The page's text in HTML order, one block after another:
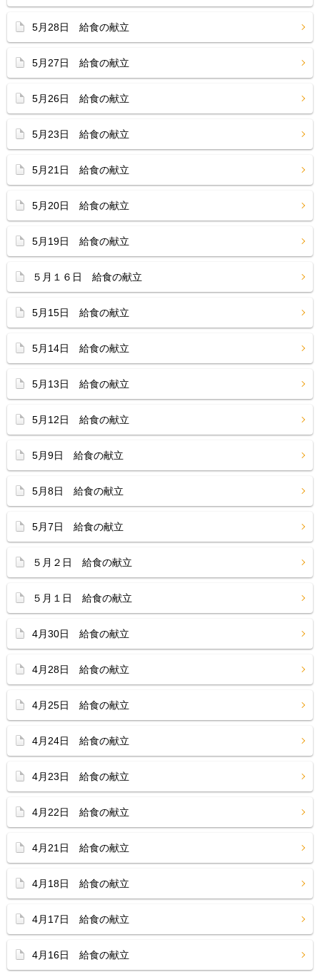
5月28日 給食の献立
5月27日 給食の献立
5月26日 給食の献立
5月23日 給食の献立
5月21日 給食の献立
5月20日 給食の献立
5月19日 給食の献立
５月１６日 給食の献立
5月15日 給食の献立
5月14日 給食の献立
5月13日 給食の献立
5月12日 給食の献立
5月9日 給食の献立
5月8日 給食の献立
5月7日 給食の献立
５月２日 給食の献立
５月１日 給食の献立
4月30日 給食の献立
4月28日 給食の献立
4月25日 給食の献立
4月24日 給食の献立
4月23日 給食の献立
4月22日 給食の献立
4月21日 給食の献立
4月18日 給食の献立
4月17日 給食の献立
4月16日 給食の献立